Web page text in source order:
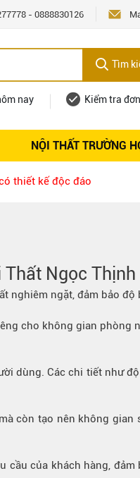
- 0888830126
Tìm
nay Kiểm tra
NỘI THẤT TRƯỜNG
dụng
thiết kế độc đáo
Thất Ngọc Thịnh
nghiêm ngặt, đảm bảo
cho không gian phòng
dùng. Các chi tiết như
còn tạo nên không
của khách hàng,